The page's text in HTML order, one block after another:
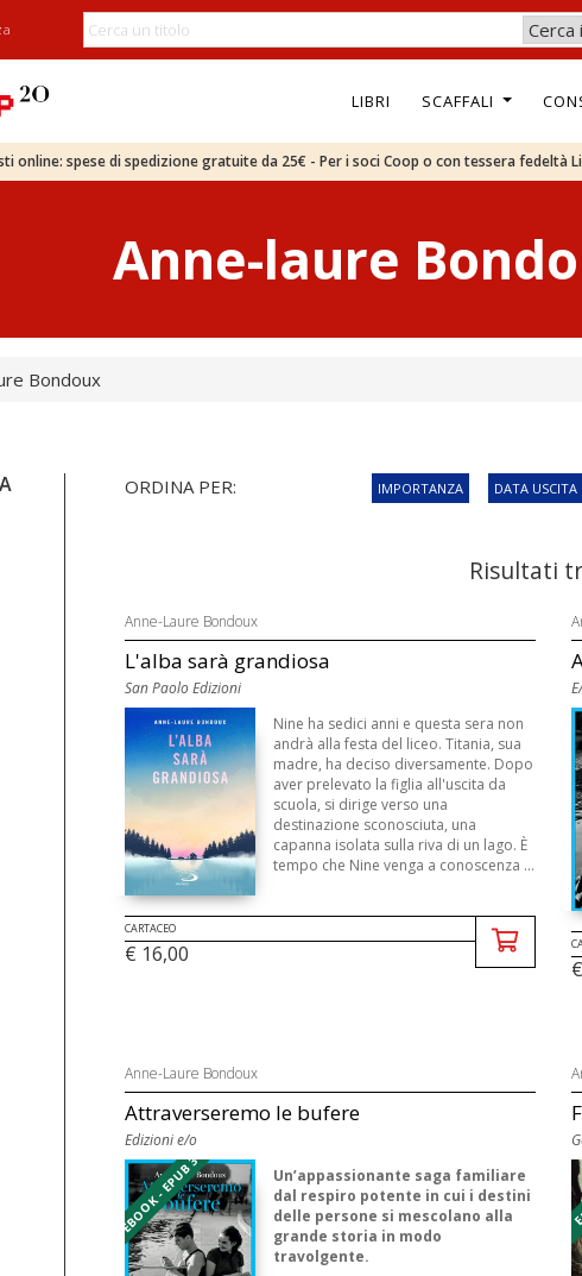
LIBRI SCAFFALI
online: spese di spedizione gratuite da 25€ - Per i soci Coop o con tessera fedeltà
Anne-laure
Bondoux
ORDINA PER: IMPORTANZA DATA USCITA
Risultati
Anne-Laure Bondoux
L'alba sarà grandiosa
San Paolo Edizioni
Nine ha sedici anni e questa sera non
andrà alla festa del liceo. Titania, sua
madre, ha deciso diversamente. Dopo
aver prelevato la figlia all'uscita da
scuola, si dirige verso una
destinazione sconosciuta, una
capanna isolata sulla riva di un lago. È
tempo che Nine venga a conoscenza ...
CARTACEO
€ 16,00
Anne-Laure Bondoux
Attraverseremo le bufere
Edizioni e/o
EBOOK - EPUB 3
Un’appassionante saga familiare
dal respiro potente in cui i destini
delle persone si mescolano alla
grande storia in modo
travolgente.